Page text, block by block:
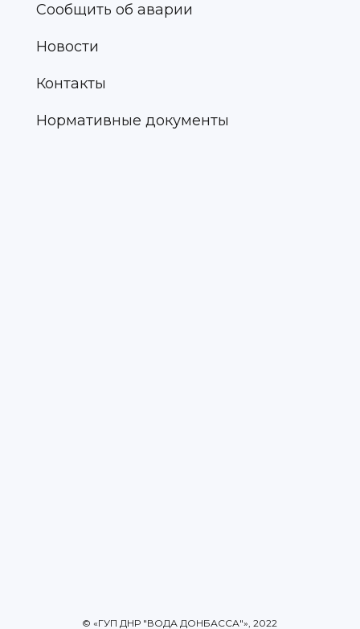
Сообщить об аварии
Новости
Контакты
Нормативные документы
© «ГУП ДНР "ВОДА ДОНБАССА"», 2022